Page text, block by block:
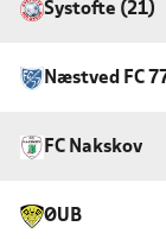
Systofte (21)
Næstved FC
FC Nakskov
ØUB